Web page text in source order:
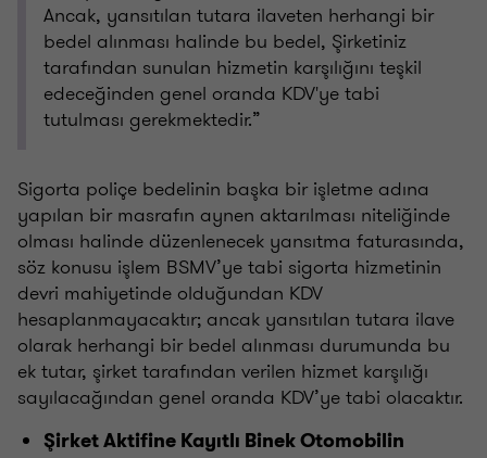
Ancak, yansıtılan tutara ilaveten herhangi bir
bedel alınması halinde bu bedel, Şirketiniz
tarafından sunulan hizmetin karşılığını teşkil
edeceğinden genel oranda KDV'ye tabi
tutulması gerekmektedir.”
Sigorta poliçe bedelinin başka bir işletme adına
yapılan bir masrafın aynen aktarılması niteliğinde
olması halinde düzenlenecek yansıtma faturasında,
söz konusu işlem BSMV’ye tabi sigorta hizmetinin
devri mahiyetinde olduğundan KDV
hesaplanmayacaktır; ancak yansıtılan tutara ilave
olarak herhangi bir bedel alınması durumunda bu
ek tutar, şirket tarafından verilen hizmet karşılığı
sayılacağından genel oranda KDV’ye tabi olacaktır.
Şirket Aktifine Kayıtlı Binek Otomobilin